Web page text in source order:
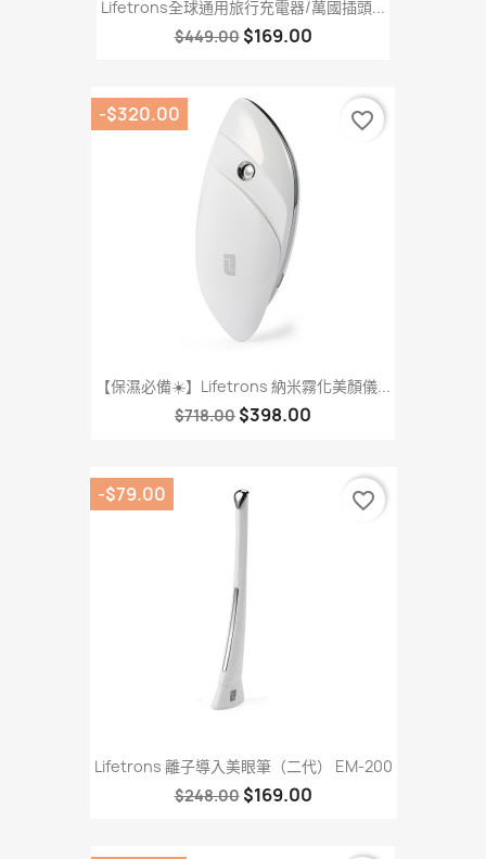
Lifetrons全球通用旅行充電器/萬國插頭...
$449.00 $169.00
【保濕必備☀️】Lifetrons 納米霧化美顏儀...
$718.00 $398.00
-$320.00 favorite_border
Lifetrons 離子導入美眼筆（二代） EM-200
$248.00 $169.00
-$79.00 favorite_border